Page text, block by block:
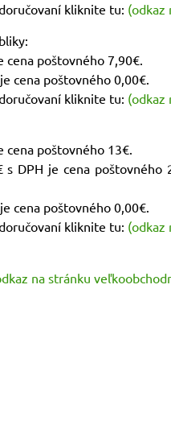
kliknite tu: (odkaz
cena poštovného 7,90€.
cena poštovného 0,00€.
kliknite tu: (odkaz
cena poštovného 13€.
DPH je cena
cena poštovného 0,00€.
kliknite tu: (odkaz
na stránku